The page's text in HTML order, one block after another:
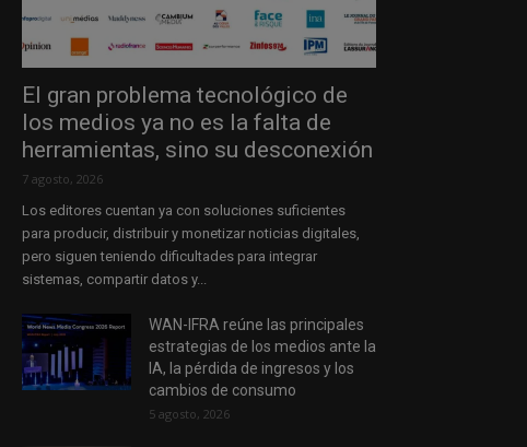
El gran problema tecnológico de
los medios ya no es la falta de
herramientas, sino su desconexión
7 agosto, 2026
Los editores cuentan ya con soluciones suficientes
para producir, distribuir y monetizar noticias digitales,
pero siguen teniendo dificultades para integrar
sistemas, compartir datos y...
WAN-IFRA reúne las principales
estrategias de los medios ante la
IA, la pérdida de ingresos y los
cambios de consumo
5 agosto, 2026